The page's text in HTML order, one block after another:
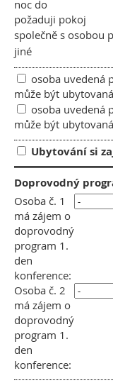
noc do
požaduji pokoj
společně s osobou
jiné
osoba uvedená
může být
osoba uvedená
může být
Ubytování si
Doprovodný
Osoba č. 1
má zájem o
doprovodný
program 1.
den
konference:
Osoba č. 2
má zájem o
doprovodný
program 1.
den
konference: